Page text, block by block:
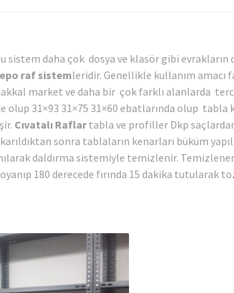
sistem daha çok dosya ve klasör gibi
raf sistemleridir. Genellikle kullanım amacı
market ve daha bir çok farklı alanlarda
olup 31×93 31×75 31×60 ebatlarında olup tabla
Cıvatalı Raflartabla ve profiller Dkp
sonra tablaların kenarları büküm
daldırma sistemiyle temizlenir.
180 derecede fırında 15 dakika tutularak